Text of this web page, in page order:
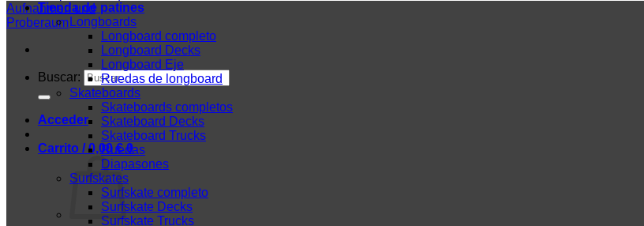
Buscar:
Acceder
Carrito /0,00€ 0
Tienda de patines
Longboards
Longboard completo
Longboard Decks
Longboard Eje
Ruedas de longboard
Skateboards
Skateboards completos
Skateboard Decks
Skateboard Trucks
Ruedas
Diapasones
Surfskates
Surfskate completo
Surfskate Decks
Surfskate Trucks